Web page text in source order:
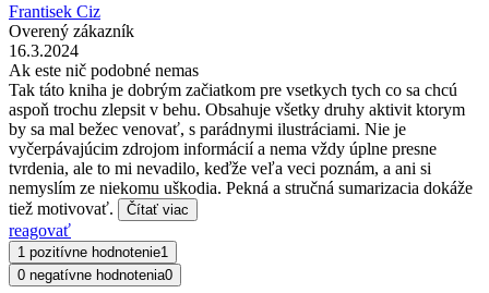
Frantisek Ciz
Overený zákazník
16.3.2024
Ak este nič podobné nemas
Tak táto kniha je dobrým začiatkom pre vsetkych tych co sa chcú
aspoň trochu zlepsit v behu. Obsahuje všetky druhy aktivit ktorym
by sa mal bežec venovať, s parádnymi ilustráciami. Nie je
vyčerpávajúcim zdrojom informácií a nema vždy úplne presne
tvrdenia, ale to mi nevadilo, keďže veľa veci poznám, a ani si
nemyslím ze niekomu uškodia. Pekná a stručná sumarizacia dokáže
tiež motivovať.
Čítať viac
reagovať
1 pozitívne hodnotenie1
0 negatívne hodnotenia0